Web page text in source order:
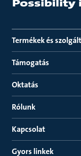
Termékek és
Támogatás
Oktatás
Rólunk
Kapcsolat
Gyors linkek